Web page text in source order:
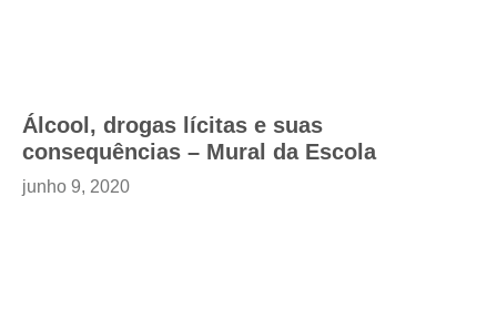
Álcool, drogas lícitas e suas
consequências – Mural da Escola
junho 9, 2020